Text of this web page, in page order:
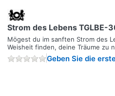
Strom des Lebens TGLBE-
Mögest du im sanften Strom des
Weisheit finden, deine Träume zu
Geben Sie die